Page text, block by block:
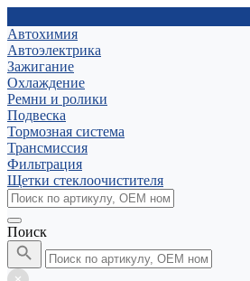
Автохимия
Автоэлектрика
Зажигание
Охлаждение
Ремни и ролики
Подвеска
Тормозная система
Трансмиссия
Фильтрация
Щетки стеклоочистителя
Поиск